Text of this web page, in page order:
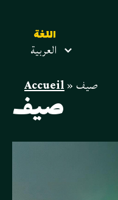
اللغة
العربية
Accueil» صيف
صيف